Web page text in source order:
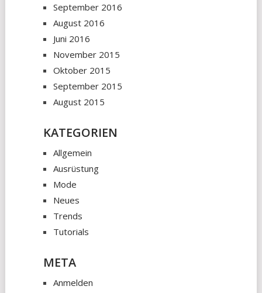
September 2016
August 2016
Juni 2016
November 2015
Oktober 2015
September 2015
August 2015
KATEGORIEN
Allgemein
Ausrüstung
Mode
Neues
Trends
Tutorials
META
Anmelden